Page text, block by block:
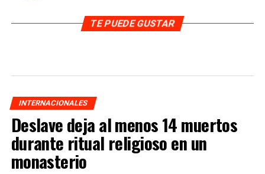
TE PUEDE GUSTAR
INTERNACIONALES
Deslave deja al menos 14 muertos
durante ritual religioso en un
monasterio